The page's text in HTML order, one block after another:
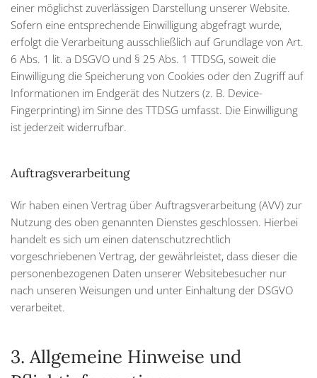
einer möglichst zuverlässigen Darstellung unserer Website.
Sofern eine entsprechende Einwilligung abgefragt wurde,
erfolgt die Verarbeitung ausschließlich auf Grundlage von Art.
6 Abs. 1 lit. a DSGVO und § 25 Abs. 1 TTDSG, soweit die
Einwilligung die Speicherung von Cookies oder den Zugriff auf
Informationen im Endgerät des Nutzers (z. B. Device-
Fingerprinting) im Sinne des TTDSG umfasst. Die Einwilligung
ist jederzeit widerrufbar.
Auftragsverarbeitung
Wir haben einen Vertrag über Auftragsverarbeitung (AVV) zur
Nutzung des oben genannten Dienstes geschlossen. Hierbei
handelt es sich um einen datenschutzrechtlich
vorgeschriebenen Vertrag, der gewährleistet, dass dieser die
personenbezogenen Daten unserer Websitebesucher nur
nach unseren Weisungen und unter Einhaltung der DSGVO
verarbeitet.
3. Allgemeine Hinweise und